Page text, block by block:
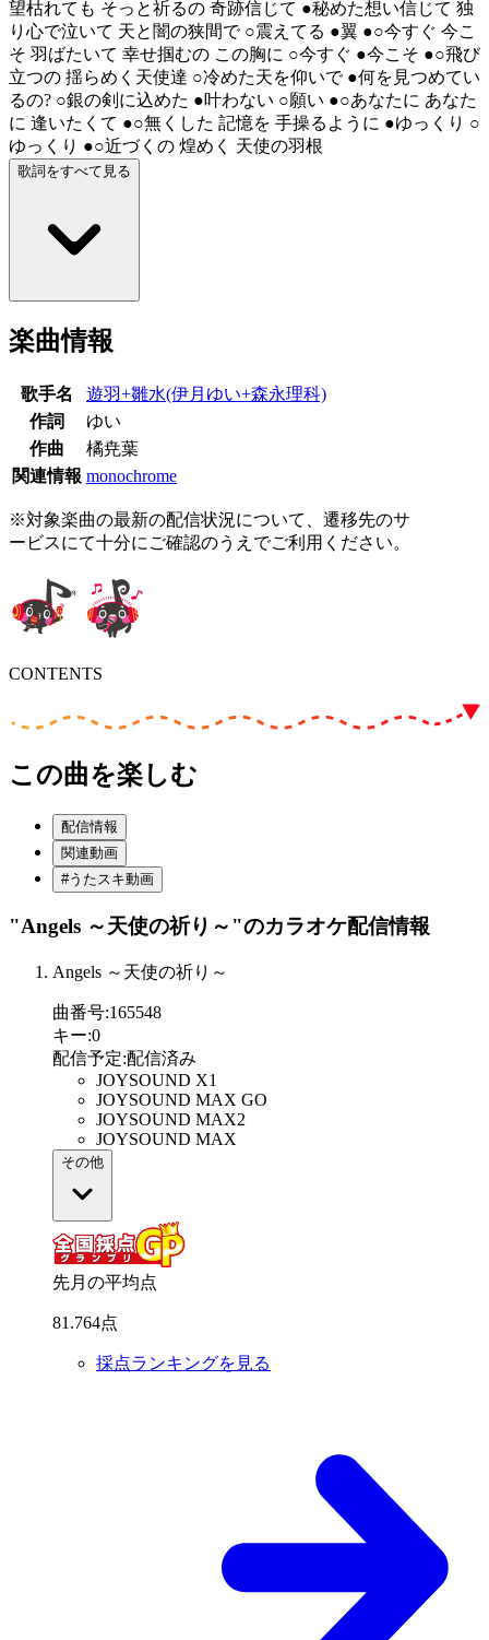
望枯れても そっと祈るの 奇跡信じて ●秘めた想い信じて 独
り心で泣いて 天と闇の狭間で ○震えてる ●翼 ●○今すぐ 今こ
そ 羽ばたいて 幸せ掴むの この胸に ○今すぐ ●今こそ ●○飛び
立つの 揺らめく天使達 ○冷めた天を仰いで ●何を見つめてい
るの? ○銀の剣に込めた ●叶わない ○願い ●○あなたに あなた
に 逢いたくて ●○無くした 記憶を 手操るように ●ゆっくり ○
ゆっくり ●○近づくの 煌めく 天使の羽根
歌詞をすべて見る
楽曲情報
歌手名
遊羽+雛水(伊月ゆい+森永理科)
作詞
ゆい
作曲
橘尭葉
関連情報 monochrome
※対象楽曲の最新の配信状況について、遷移先のサ
ービスにて十分にご確認のうえでご利用ください。
CONTENTS
この曲を楽しむ
配信情報
関連動画
#うたスキ動画
"Angels ～天使の祈り～"のカラオケ配信情報
Angels ～天使の祈り～
曲番号:165548
キー:0
配信予定:配信済み
JOYSOUND X1
JOYSOUND MAX GO
JOYSOUND MAX2
JOYSOUND MAX
その他
先月の平均点
81 .764点
採点ランキングを見る